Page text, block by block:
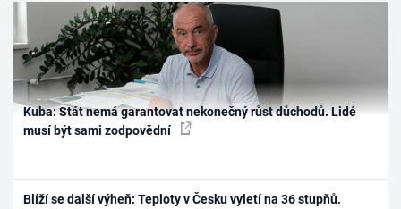
Kuba: Stát nemá garantovat nekonečný růst důchodů. Lidé
musí být sami zodpovědní
Blíží se další výheň: Teploty v Česku vyletí na 36 stupňů.